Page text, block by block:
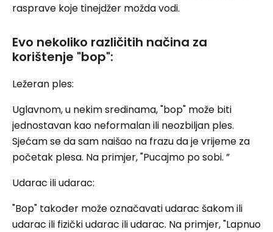
rasprave koje tinejdžer možda vodi.
Evo nekoliko različitih načina za
korištenje "bop":
Ležeran ples:
Uglavnom, u nekim sredinama, "bop" može biti
jednostavan kao neformalan ili neozbiljan ples.
Sjećam se da sam naišao na frazu da je vrijeme za
početak plesa. Na primjer, "Pucajmo po sobi. ”
Udarac ili udarac:
"Bop" također može označavati udarac šakom ili
udarac ili fizički udarac ili udarac. Na primjer, "Lapnuo